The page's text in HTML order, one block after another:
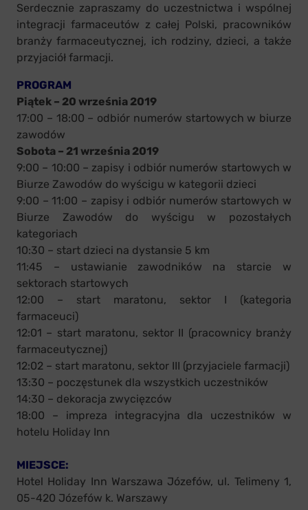
Serdecznie zapraszamy do uczestnictwa i wspólnej
integracji farmaceutów z całej Polski, pracowników
branży farmaceutycznej, ich rodziny, dzieci, a także
przyjaciół farmacji.
PROGRAM
Piątek – 20 września 2019
17:00 – 18:00 – odbiór numerów startowych w biurze
zawodów
Sobota – 21 września 2019
9:00 – 10:00 – zapisy i odbiór numerów startowych w
Biurze Zawodów do wyścigu w kategorii dzieci
9:00 – 11:00 – zapisy i odbiór numerów startowych w
Biurze Zawodów do wyścigu w pozostałych
kategoriach
10:30 – start dzieci na dystansie 5 km
11:45 – ustawianie zawodników na starcie w
sektorach startowych
12:00 – start maratonu, sektor I (kategoria
farmaceuci)
12:01 – start maratonu, sektor II (pracownicy branży
farmaceutycznej)
12:02 – start maratonu, sektor III (przyjaciele farmacji)
13:30 – poczęstunek dla wszystkich uczestników
14:30 – dekoracja zwycięzców
18:00 – impreza integracyjna dla uczestników w
hotelu Holiday Inn
MIEJSCE:
Hotel Holiday Inn Warszawa Józefów, ul. Telimeny 1,
05-420 Józefów k. Warszawy